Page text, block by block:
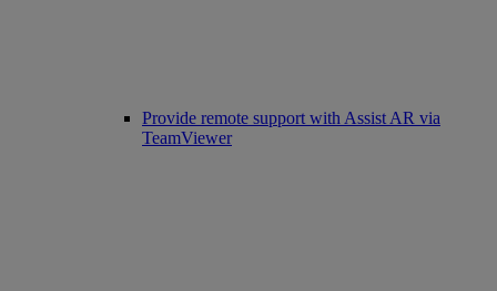
Provide remote support with Assist AR via
TeamViewer